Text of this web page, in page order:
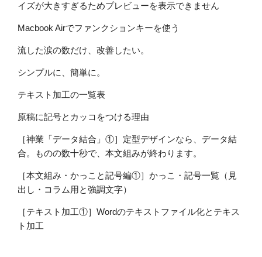
イズが大きすぎるためプレビューを表示できません
Macbook Airでファンクションキーを使う
流した涙の数だけ、改善したい。
シンプルに、簡単に。
テキスト加工の一覧表
原稿に記号とカッコをつける理由
［神業「データ結合」①］定型デザインなら、データ結
合。ものの数十秒で、本文組みが終わります。
［本文組み・かっこと記号編①］かっこ・記号一覧（見
出し・コラム用と強調文字）
［テキスト加工①］Wordのテキストファイル化とテキス
ト加工